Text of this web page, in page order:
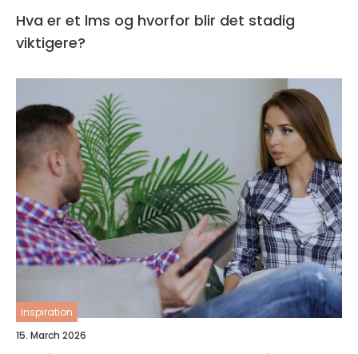
Hva er et lms og hvorfor blir det stadig
viktigere?
inspiration
15. March 2026